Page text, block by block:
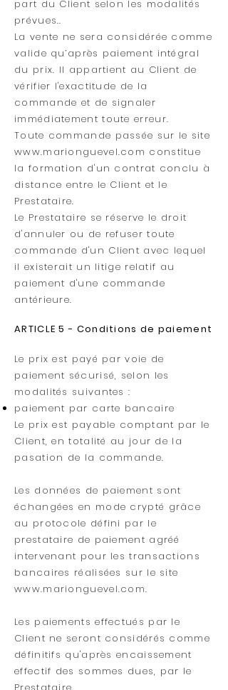
part du Client selon les modalités
prévues..
La vente ne sera considérée comme
valide qu’après paiement intégral
du prix. Il appartient au Client de
vérifier l'exactitude de la
commande et de signaler
immédiatement toute erreur.
Toute commande passée sur le site
www.marionguevel.com constitue
la formation d'un contrat conclu à
distance entre le Client et le
Prestataire.
Le Prestataire se réserve le droit
d'annuler ou de refuser toute
commande d'un Client avec lequel
il existerait un litige relatif au
paiement d'une commande
antérieure.
ARTICLE 5 - Conditions de paiement
Le prix est payé par voie de
paiement sécurisé, selon les
modalités suivantes :
paiement par carte bancaire
Le prix est payable comptant par le
Client, en totalité au jour de la
pasation de la commande.
Les données de paiement sont
échangées en mode crypté grâce
au protocole défini par le
prestataire de paiement agréé
intervenant pour les transactions
bancaires réalisées sur le site
www.marionguevel.com.
Les paiements effectués par le
Client ne seront considérés comme
définitifs qu'après encaissement
effectif des sommes dues, par le